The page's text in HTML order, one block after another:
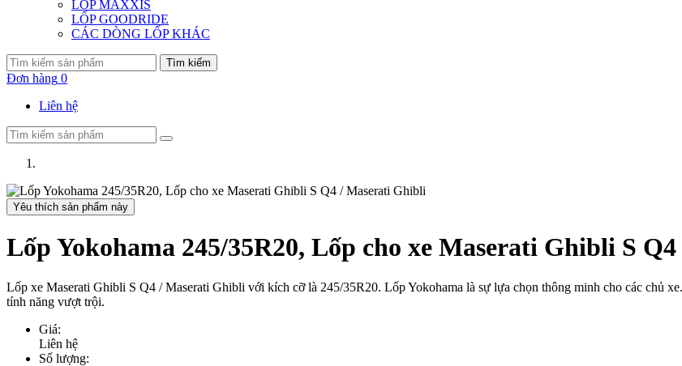
LỐP MAXXIS
LỐP GOODRIDE
CÁC DÒNG LỐP KHÁC
Tìm kiếm
Đơn hàng 0
Liên hệ
Yêu thích sản phẩm này
Lốp Yokohama 245/35R20, Lốp cho xe Maserati Ghibli S
Lốp xe Maserati Ghibli S Q4 / Maserati Ghibli với kích cỡ là 245/35R20. Lốp Yokohama là sự lựa chọn thông minh cho các chủ
tính năng vượt trội.
Giá:
Liên hệ
Số lượng: